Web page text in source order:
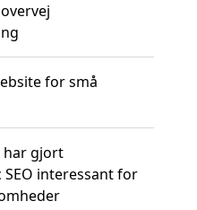
for små
har gjort
interessant for